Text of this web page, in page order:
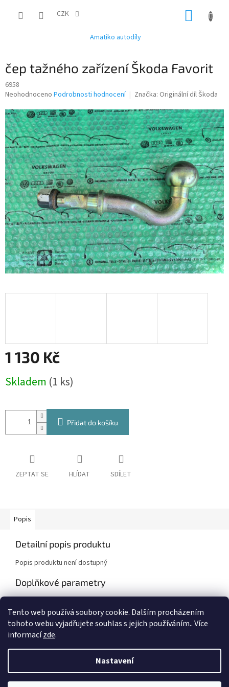
Tento web používá soubory cookie. Dalším procházením
tohoto webu vyjadřujete souhlas s jejich používáním.. Více
informacízde.
Nastavení
CZK
Amatiko autodíly
čep tažného zařízení Škoda Favorit
6958
Průměrné
produktu
je
0,0
z
5
hvězdiček.
Neohodnoceno Podrobnosti hodnocení Značka: Originální díl Škoda
1 130 Kč
cena:
Skladem (1 ks)
Přidat do košíku
ZEPTAT SE HLÍDAT SDÍLET
Popis
Detailní popis produktu
Popis produktu není dostupný
Doplňkové parametry
Záruka: 2 roky
Vytvořil Shoptet